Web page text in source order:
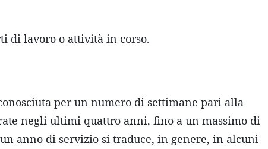
di lavoro o attività in corso.
per un numero di settimane pari alla
negli ultimi quattro anni, fino a un massimo di
anno di servizio si traduce, in genere, in alcuni